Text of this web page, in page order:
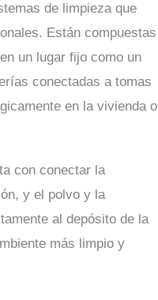
de limpieza que
Están compuestas
un lugar fijo como un
conectadas a tomas
en la vivienda o
con conectar la
y el polvo y la
al depósito de la
más limpio y